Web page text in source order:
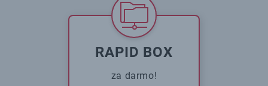
RAPID BOX
za darmo!